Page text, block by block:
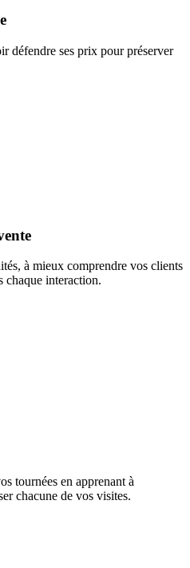
défendre ses prix pour préserver
à mieux comprendre vos clients
chaque interaction.
tournées en apprenant à
chacune de vos visites.